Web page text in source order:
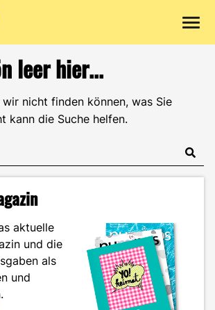
leer hier...
wir nicht finden können, was Sie
kann die Suche helfen.
aktuelle
und die
als
und